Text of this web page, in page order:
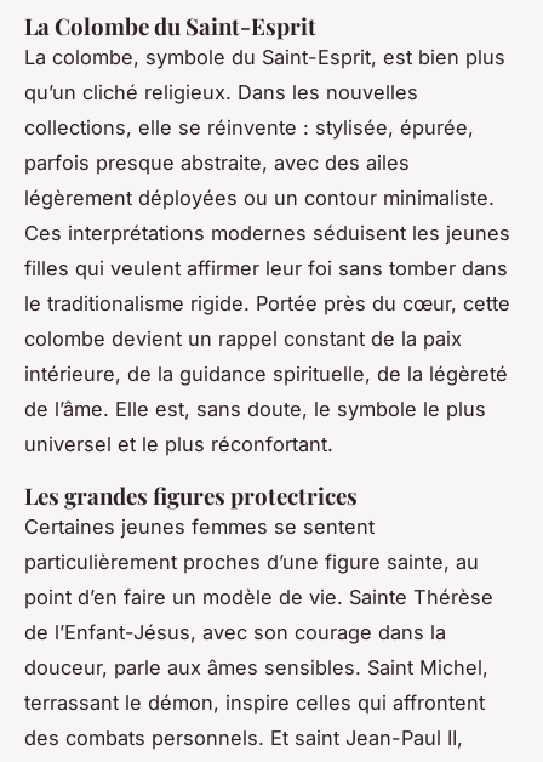
La Colombe du Saint-Esprit
La colombe, symbole du Saint-Esprit, est bien plus
qu’un cliché religieux. Dans les nouvelles
collections, elle se réinvente : stylisée, épurée,
parfois presque abstraite, avec des ailes
légèrement déployées ou un contour minimaliste.
Ces interprétations modernes séduisent les jeunes
filles qui veulent affirmer leur foi sans tomber dans
le traditionalisme rigide. Portée près du cœur, cette
colombe devient un rappel constant de la paix
intérieure, de la guidance spirituelle, de la légèreté
de l’âme. Elle est, sans doute, le symbole le plus
universel et le plus réconfortant.
Les grandes figures protectrices
Certaines jeunes femmes se sentent
particulièrement proches d’une figure sainte, au
point d’en faire un modèle de vie. Sainte Thérèse
de l’Enfant-Jésus, avec son courage dans la
douceur, parle aux âmes sensibles. Saint Michel,
terrassant le démon, inspire celles qui affrontent
des combats personnels. Et saint Jean-Paul II,